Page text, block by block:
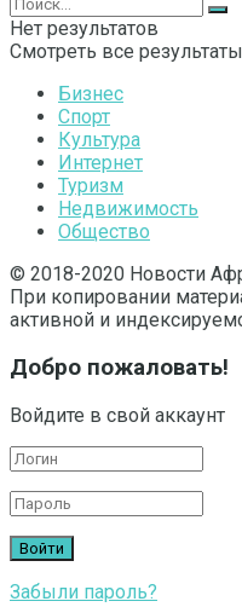
Нет результатов
Смотреть все результаты
Бизнес
Спорт
Культура
Интернет
Туризм
Недвижимость
Общество
© 2018-2020 Новости
При копировании
активной и
Добро пожаловать!
Войдите в свой аккаунт
Забыли пароль?